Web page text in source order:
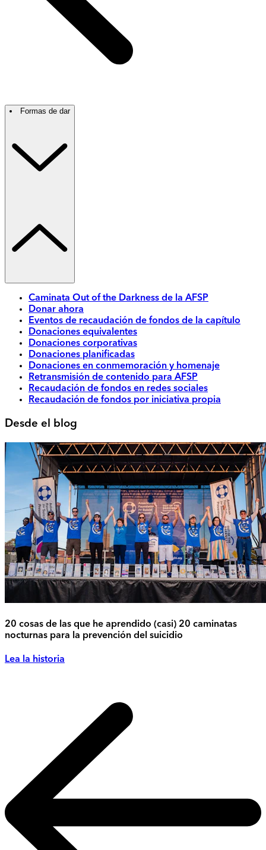
Formas de dar
Caminata Out of the Darkness de la AFSP
Donar ahora
Eventos de recaudación de fondos de la capítulo
Donaciones equivalentes
Donaciones corporativas
Donaciones planificadas
Donaciones en conmemoración y homenaje
Retransmisión de contenido para AFSP
Recaudación de fondos en redes sociales
Recaudación de fondos por iniciativa propia
Desde el blog
20 cosas de las que he aprendido (casi) 20 caminatas
nocturnas para la prevención del suicidio
Lea la historia